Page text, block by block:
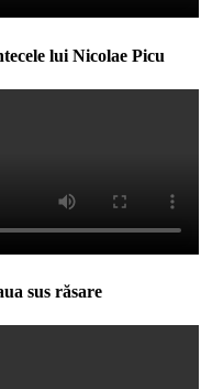
lui Nicolae Picu
sus răsare